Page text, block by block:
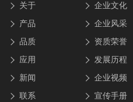
关于
产品
品质
应用
新闻
联系
企业文化
企业风采
资质荣誉
发展历程
企业视频
宣传手册